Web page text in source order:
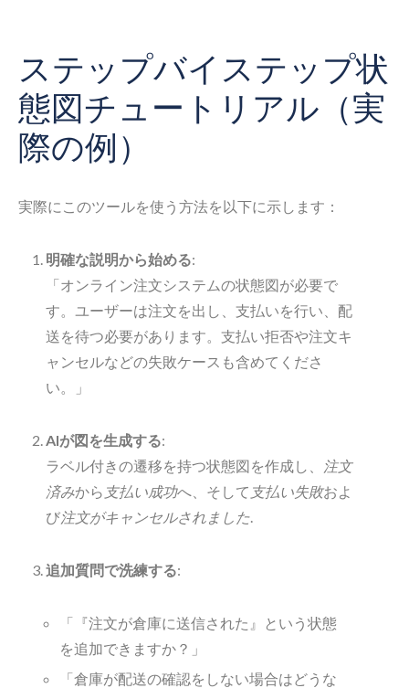
ステップバイステップ状
態図チュートリアル（実
際の例）
実際にこのツールを使う方法を以下に示します：
明確な説明から始める:
「オンライン注文システムの状態図が必要で
す。ユーザーは注文を出し、支払いを行い、配
送を待つ必要があります。支払い拒否や注文キ
ャンセルなどの失敗ケースも含めてくださ
い。」
AIが図を生成する:
ラベル付きの遷移を持つ状態図を作成し、
注文
済みから 支払い成功へ、そして 支払い失敗およ
び注文がキャンセルされました.
追加質問で洗練する:
「『注文が倉庫に送信された』という状態
を追加できますか？」
「倉庫が配送の確認をしない場合はどうな